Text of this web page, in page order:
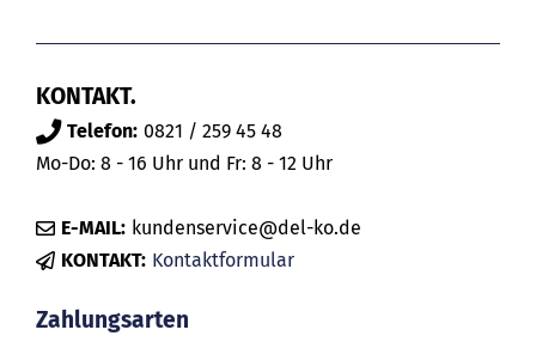
KONTAKT.
Telefon: 0821 / 259 45 48
Mo-Do: 8 - 16 Uhr und Fr: 8 - 12 Uhr
E-MAIL: kundenservice@del-ko.de
KONTAKT: Kontaktformular
Zahlungsarten